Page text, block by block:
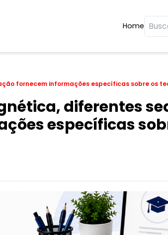
Home
fornecem informações específicas sobre os
diferentes
específicas